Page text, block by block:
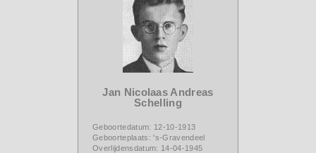
Jan Nicolaas Andreas
Schelling
Geboortedatum: 12-10-1913
Geboorteplaats: 's-Gravendeel
Overlijdensdatum: 14-04-1945